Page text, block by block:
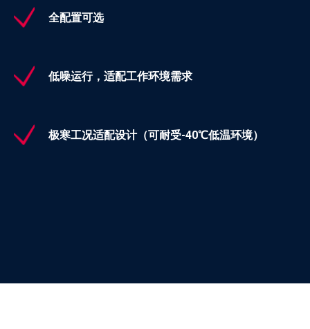
全配置可选
低噪运行，适配工作环境需求
极寒工况适配设计（可耐受-40℃低温环境）